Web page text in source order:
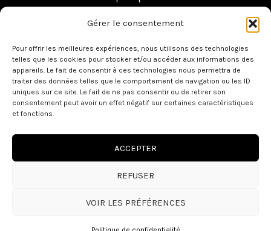
Gérer le consentement
Pour offrir les meilleures expériences, nous utilisons des technologies
telles que les cookies pour stocker et/ou accéder aux informations des
appareils. Le fait de consentir à ces technologies nous permettra de
traiter des données telles que le comportement de navigation ou les ID
uniques sur ce site. Le fait de ne pas consentir ou de retirer son
consentement peut avoir un effet négatif sur certaines caractéristiques
et fonctions.
ACCEPTER
REFUSER
VOIR LES PRÉFÉRENCES
Contact
Copyright © 2026 Ensemble Baroque de Toulouse -
Site réalisé par